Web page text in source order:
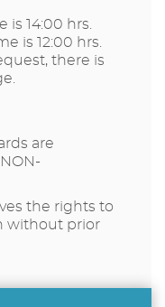
is 14:00 hrs.
is 12:00 hrs.
there is
are
the rights to
without prior